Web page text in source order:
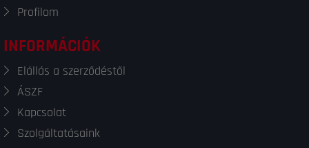
Profilom
INFORMÁCIÓK
Elállás a szerződéstől
ÁSZF
Kapcsolat
Szolgáltatásaink